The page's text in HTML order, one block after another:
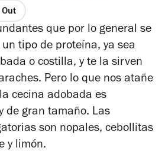
estrellas
que por lo general se
tipo de proteína, ya sea
o costilla, y te la sirven
Pero lo que nos atañe
cecina adobada es
de gran tamaño. Las
son nopales, cebollitas
y limón.